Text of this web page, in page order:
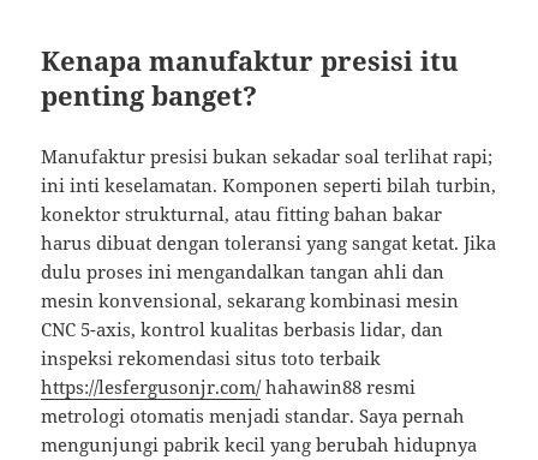
Kenapa manufaktur presisi itu
penting banget?
Manufaktur presisi bukan sekadar soal terlihat rapi;
ini inti keselamatan. Komponen seperti bilah turbin,
konektor strukturnal, atau fitting bahan bakar
harus dibuat dengan toleransi yang sangat ketat. Jika
dulu proses ini mengandalkan tangan ahli dan
mesin konvensional, sekarang kombinasi mesin
CNC 5-axis, kontrol kualitas berbasis lidar, dan
inspeksi rekomendasi situs toto terbaik
https://lesfergusonjr.com/hahawin88 resmi
metrologi otomatis menjadi standar. Saya pernah
mengunjungi pabrik kecil yang berubah hidupnya